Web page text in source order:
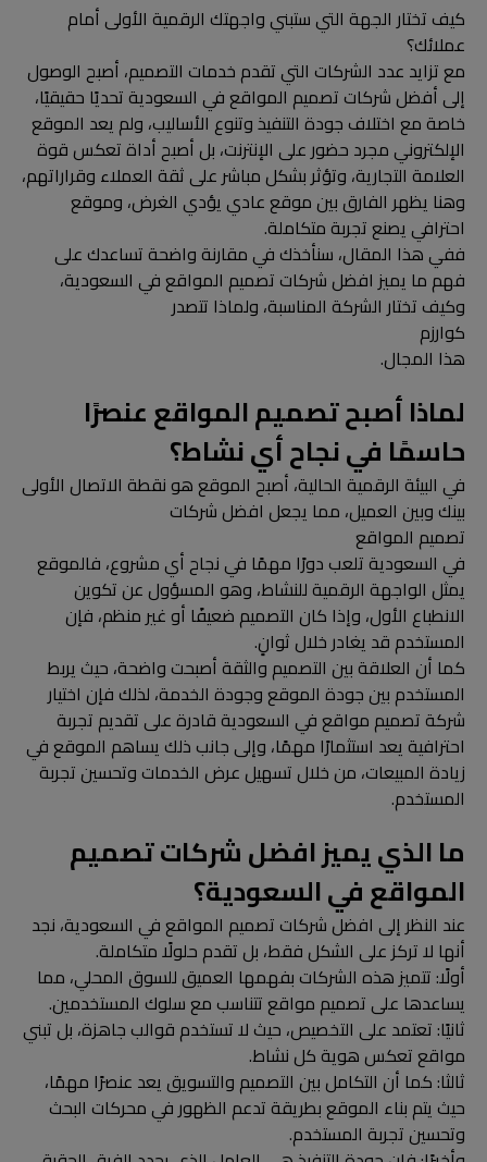
كيف تختار الجهة التي ستبني واجهتك الرقمية الأولى أمام
عملائك؟
مع تزايد عدد الشركات التي تقدم خدمات التصميم، أصبح الوصول
إلى أفضل شركات تصميم المواقع في السعودية تحديًا حقيقيًا،
خاصة مع اختلاف جودة التنفيذ وتنوع الأساليب، ولم يعد الموقع
الإلكتروني مجرد حضور على الإنترنت، بل أصبح أداة تعكس قوة
العلامة التجارية، وتؤثر بشكل مباشر على ثقة العملاء وقراراتهم،
وهنا يظهر الفارق بين موقع عادي يؤدي الغرض، وموقع
احترافي يصنع تجربة متكاملة.
ففي هذا المقال، سنأخذك في مقارنة واضحة تساعدك على
فهم ما يميز افضل شركات تصميم المواقع في السعودية،
وكيف تختار الشركة المناسبة، ولماذا تتصدر
كوارزم
هذا المجال.
لماذا أصبح تصميم المواقع عنصرًا
حاسمًا في نجاح أي نشاط؟
في البيئة الرقمية الحالية، أصبح الموقع هو نقطة الاتصال الأولى
بينك وبين العميل، مما يجعل افضل شركات
تصميم المواقع
في السعودية تلعب دورًا مهمًا في نجاح أي مشروع، فالموقع
يمثل الواجهة الرقمية للنشاط، وهو المسؤول عن تكوين
الانطباع الأول، وإذا كان التصميم ضعيفًا أو غير منظم، فإن
المستخدم قد يغادر خلال ثوانٍ.
كما أن العلاقة بين التصميم والثقة أصبحت واضحة، حيث يربط
المستخدم بين جودة الموقع وجودة الخدمة، لذلك فإن اختيار
شركة تصميم مواقع في السعودية قادرة على تقديم تجربة
احترافية يعد استثمارًا مهمًا، وإلى جانب ذلك يساهم الموقع في
زيادة المبيعات، من خلال تسهيل عرض الخدمات وتحسين تجربة
المستخدم.
ما الذي يميز افضل شركات تصميم
المواقع في السعودية؟
عند النظر إلى افضل شركات تصميم المواقع في السعودية، نجد
أنها لا تركز على الشكل فقط، بل تقدم حلولًا متكاملة.
أولًا: تتميز هذه الشركات بفهمها العميق للسوق المحلي، مما
يساعدها على تصميم مواقع تتناسب مع سلوك المستخدمين.
ثانيًا: تعتمد على التخصيص، حيث لا تستخدم قوالب جاهزة، بل تبني
مواقع تعكس هوية كل نشاط.
ثالثا: كما أن التكامل بين التصميم والتسويق يعد عنصرًا مهمًا،
حيث يتم بناء الموقع بطريقة تدعم الظهور في محركات البحث
وتحسين تجربة المستخدم.